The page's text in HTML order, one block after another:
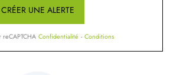
CRÉER UNE ALERTE
Confidentialité - Conditions